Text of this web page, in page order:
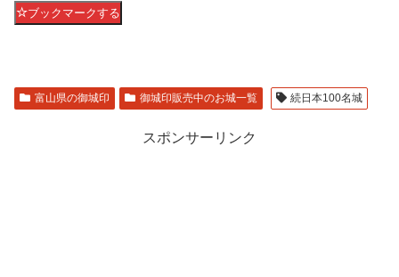
ブックマークする
富山県の御城印 御城印販売中のお城一覧 続日本100名城
スポンサーリンク